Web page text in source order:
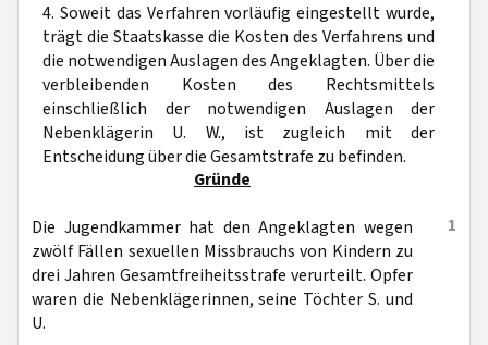
4. Soweit das Verfahren vorläufig eingestellt wurde,
trägt die Staatskasse die Kosten des Verfahrens und
die notwendigen Auslagen des Angeklagten. Über die
verbleibenden Kosten des Rechtsmittels
einschließlich der notwendigen Auslagen der
Nebenklägerin U. W., ist zugleich mit der
Entscheidung über die Gesamtstrafe zu befinden.
Gründe
1
Die Jugendkammer hat den Angeklagten wegen
zwölf Fällen sexuellen Missbrauchs von Kindern zu
drei Jahren Gesamtfreiheitsstrafe verurteilt. Opfer
waren die Nebenklägerinnen, seine Töchter S. und
U.